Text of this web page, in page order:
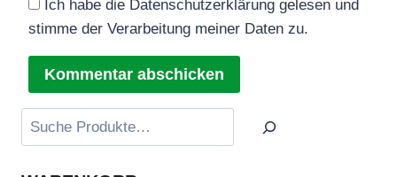
Ich habe die Datenschutzerklärung gelesen und
stimme der Verarbeitung meiner Daten zu.
Suchen